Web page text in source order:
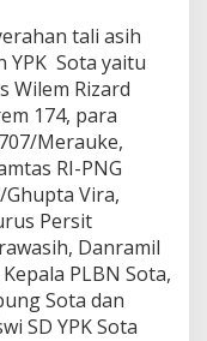
tali asih
YPK Sota yaitu
Wilem Rizard
174, para
Merauke,
RI-PNG
Vira,
Persit
Danramil
PLBN Sota,
Sota dan
SD YPK Sota